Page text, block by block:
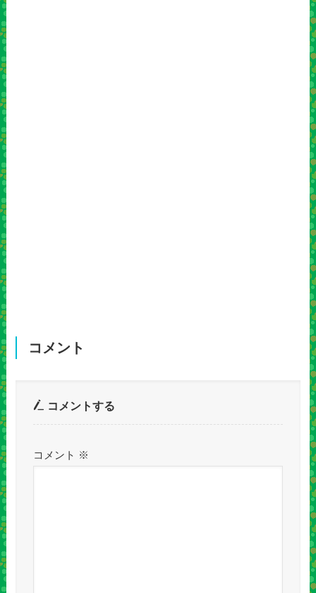
コメント
コメントする
コメント ※